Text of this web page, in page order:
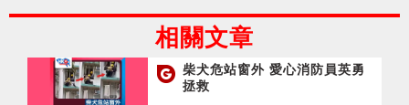
相關文章
柴犬危站窗外 愛心消防員英勇
拯救